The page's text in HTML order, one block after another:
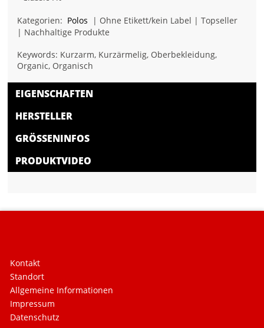
Kategorien: Polos
| Ohne Etikett/kein Label | Topseller
| Nachhaltige Produkte
Keywords: Kurzarm, Kurzärmelig, Oberbekleidung,
Organic, Organisch
EIGENSCHAFTEN
HERSTELLER
GRÖSSENINFOS
PRODUKTVIDEO
Kontakt
Standort
Allgemeine Informationen
Impressum
Datenschutz